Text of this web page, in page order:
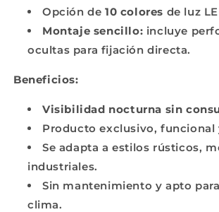
Opción de 10 colores de luz
Montaje sencillo: incluye
ocultas para fijación directa.
Beneficios:
Visibilidad nocturna sin
Producto exclusivo, funcional
Se adapta a estilos rústicos,
industriales.
Sin mantenimiento y apto
clima.